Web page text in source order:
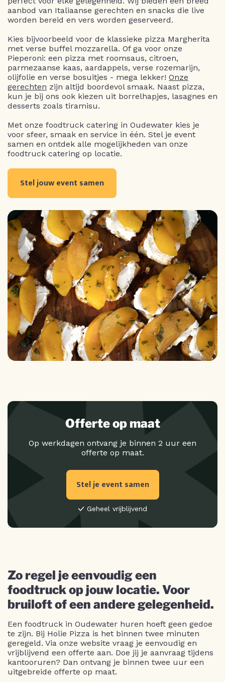
aanbod van Italiaanse gerechten en snacks die live
worden bereid en vers worden geserveerd.
Kies bijvoorbeeld voor de klassieke pizza Margherita
met verse buffel mozzarella. Of ga voor onze
Pieperoni: een pizza met roomsaus, citroen,
parmezaanse kaas, aardappels, verse rozemarijn,
olijfolie en verse bosuitjes - mega lekker! Onze
gerechten zijn altijd boordevol smaak. Naast pizza,
kun je bij ons ook kiezen uit borrelhapjes, lasagnes en
desserts zoals tiramisu.
Met onze foodtruck catering in Oudewater kies je
voor sfeer, smaak en service in één. Stel je event
samen en ontdek alle mogelijkheden van onze
foodtruck catering op locatie.
Stel jouw event samen
Offerte op maat
Op werkdagen ontvang je binnen 2 uur een
offerte op maat.
Stel je event samen
Geheel vrijblijvend
Zo regel je eenvoudig een
foodtruck op jouw locatie. Voor
bruiloft of een andere gelegenheid.
Een foodtruck in Oudewater huren hoeft geen gedoe
te zijn. Bij Holie Pizza is het binnen twee minuten
geregeld. Via onze website vraag je eenvoudig en
vrijblijvend een offerte aan. Doe jij je aanvraag tijdens
kantooruren? Dan ontvang je binnen twee uur een
uitgebreide offerte op maat.